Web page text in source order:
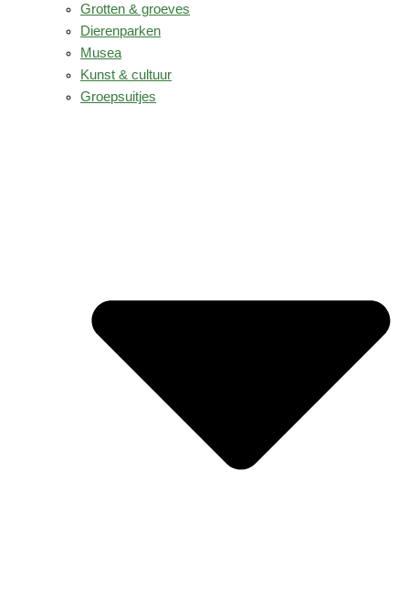
Grotten & groeves
Dierenparken
Musea
Kunst & cultuur
Groepsuitjes